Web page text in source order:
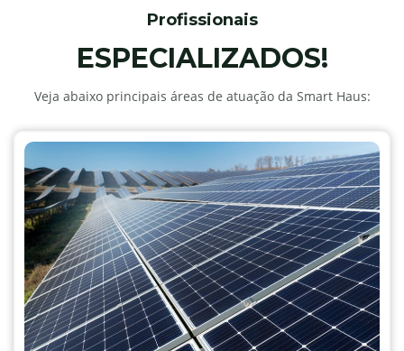
Profissionais
ESPECIALIZADOS!
Veja abaixo principais áreas de atuação da Smart Haus: